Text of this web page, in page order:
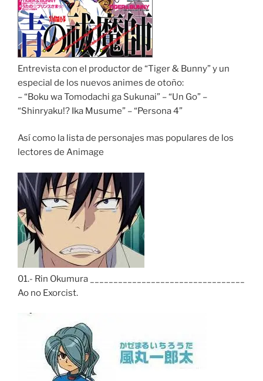
Entrevista con el productor de “Tiger & Bunny” y un
especial de los nuevos animes de otoño:
– “Boku wa Tomodachi ga Sukunai” – “Un Go” –
“Shinryaku!? Ika Musume” – “Persona 4”
Así como la lista de personajes mas populares de los
lectores de Animage
01.- Rin Okumura _________________________________
Ao no Exorcist.